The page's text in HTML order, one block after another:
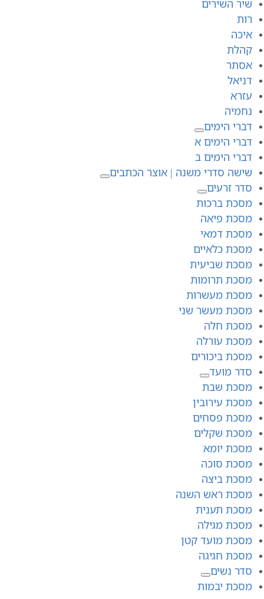
שיר השירים
רות
איכה
קהלת
אסתר
דניאל
עזרא
נחמיה
דברי הימים
דברי הימים א
דברי הימים ב
שישה סדרי משנה | אוצר הכתבים
סדר זרעים
מסכת ברכות
מסכת פיאה
מסכת דמאי
מסכת כלאיים
מסכת שביעית
מסכת תרומות
מסכת מעשרות
מסכת מעשר שני
מסכת חלה
מסכת עורלה
מסכת ביכורים
סדר מועד
מסכת שבת
מסכת עירובין
מסכת פסחים
מסכת שקלים
מסכת יומא
מסכת סוכה
מסכת ביצה
מסכת ראש השנה
מסכת תענית
מסכת מגילה
מסכת מועד קטן
מסכת חגיגה
סדר נשים
מסכת יבמות